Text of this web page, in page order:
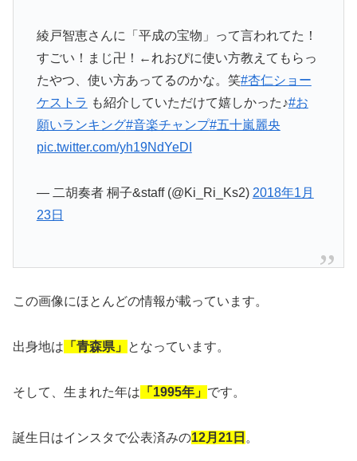
綾戸智恵さんに「平成の宝物」って言われてた！
すごい！まじ卍！←れおぴに使い方教えてもらっ
たやつ、使い方あってるのかな。笑#杏仁ショー
ケストラ も紹介していただけて嬉しかった♪#お
願いランキング#音楽チャンプ#五十嵐麗央
pic.twitter.com/yh19NdYeDI
— 二胡奏者 桐子&staff (@Ki_Ri_Ks2) 2018年1月
23日
この画像にほとんどの情報が載っています。
出身地は 「青森県」 となっています。
そして、生まれた年は 「1995年」 です。
誕生日はインスタで公表済みの12月21日 。